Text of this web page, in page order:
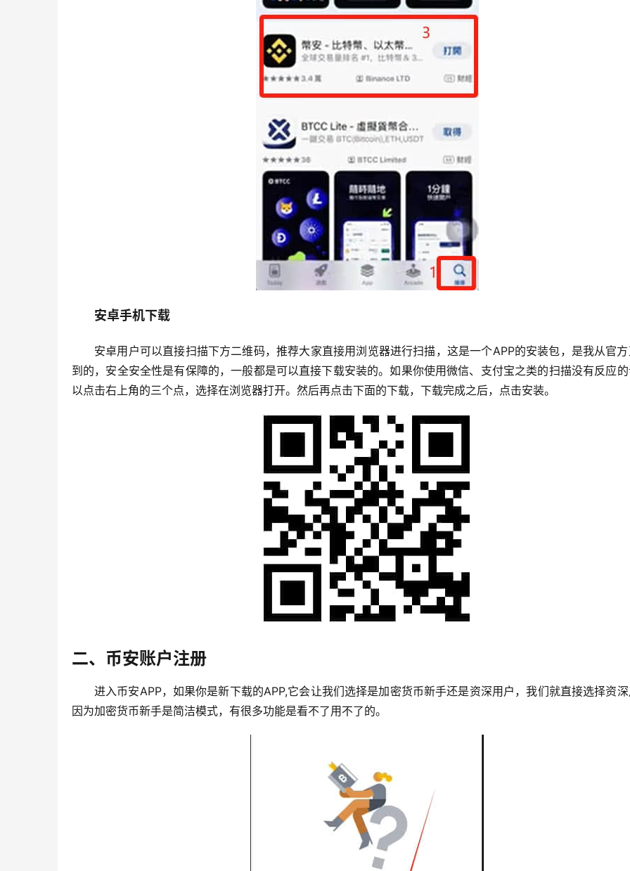
安卓手机下载
安卓用户可以直接扫描下方二维码，推荐大家直接用浏览器进行扫描，这是一个APP的安装包，是我从官
到的，安全安全性是有保障的，一般都是可以直接下载安装的。如果你使用微信、支付宝之类的扫描没有反应
以点击右上角的三个点，选择在浏览器打开。然后再点击下面的下载，下载完成之后，点击安装。
二、币安账户注册
进入币安APP，如果你是新下载的APP,它会让我们选择是加密货币新手还是资深用户，我们就直接选择资
因为加密货币新手是简洁模式，有很多功能是看不了用不了的。